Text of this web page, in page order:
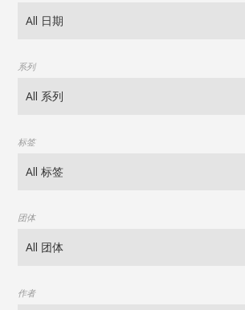
系列
标签
团体
作者